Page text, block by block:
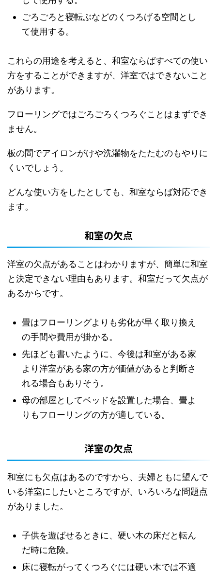
ごろごろと寝転ぶなどのくつろげる空間とし
て使用する。
これらの用途を考えると、和室ならばすべての使い
方をすることができますが、洋室ではできないこと
があります。
フローリングではごろごろくつろぐことはまずでき
ません。
板の間でアイロンがけや洗濯物をたたむのもやりに
くいでしょう。
どんな使い方をしたとしても、和室ならば対応でき
ます。
和室の欠点
洋室の欠点があることはわかりますが、簡単に和室
と決定できない理由もあります。和室だって欠点が
あるからです。
畳はフローリングよりも劣化が早く取り換え
の手間や費用が掛かる。
先ほども書いたように、今後は和室がある家
より洋室がある家の方が価値があると判断さ
れる場合もありそう。
母の部屋としてベッドを設置した場合、畳よ
りもフローリングの方が適している。
洋室の欠点
和室にも欠点はあるのですから、夫婦ともに望んで
いる洋室にしたいところですが、いろいろな問題点
がありました。
子供を遊ばせるときに、硬い木の床だと転ん
だ時に危険。
床に寝転がってくつろぐには硬い木では不適